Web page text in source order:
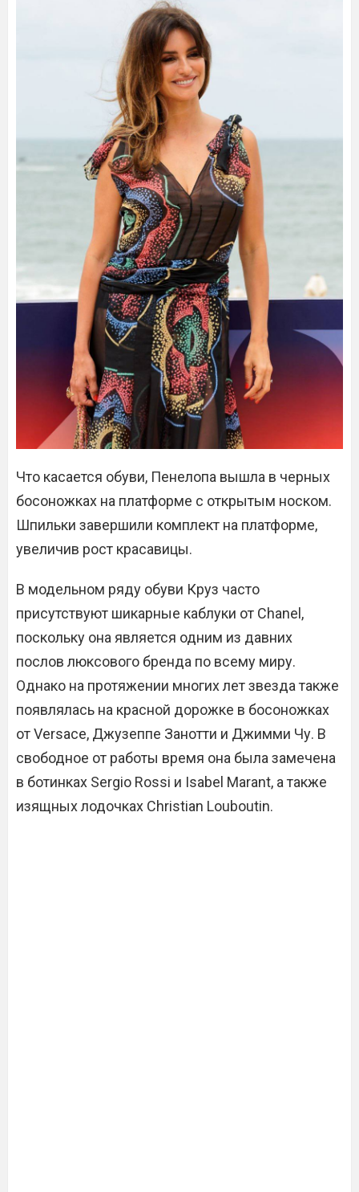
Что касается обуви, Пенелопа вышла в черных
босоножках на платформе с открытым носком.
Шпильки завершили комплект на платформе,
увеличив рост красавицы.
В модельном ряду обуви Круз часто
присутствуют шикарные каблуки от Chanel,
поскольку она является одним из давних
послов люксового бренда по всему миру.
Однако на протяжении многих лет звезда также
появлялась на красной дорожке в босоножках
от Versace, Джузеппе Занотти и Джимми Чу. В
свободное от работы время она была замечена
в ботинках Sergio Rossi и Isabel Marant, а также
изящных лодочках Christian Louboutin.